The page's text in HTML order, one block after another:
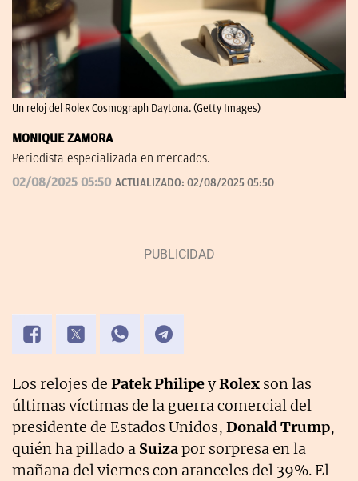
Un reloj del Rolex Cosmograph Daytona. (Getty Images)
MONIQUE ZAMORA
Periodista especializada en mercados.
02/08/2025 05:50 ACTUALIZADO: 02/08/2025 05:50
Los relojes de Patek PhilipeyRolex son las
últimas víctimas de la guerra comercial del
presidente de Estados Unidos, Donald Trump,
quién ha pillado a Suizapor sorpresa en la
mañana del viernes con aranceles del 39%. El